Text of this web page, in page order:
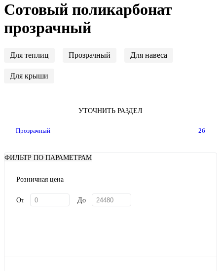
Сотовый поликарбонат
прозрачный
Для теплиц Прозрачный Для навеса
Для крыши
УТОЧНИТЬ РАЗДЕЛ
Прозрачный 26
ФИЛЬТР ПО ПАРАМЕТРАМ
Розничная цена
От До